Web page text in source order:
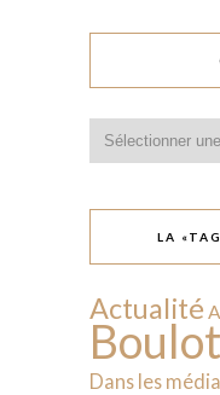
LA
Actualité
Boulot
Dans les